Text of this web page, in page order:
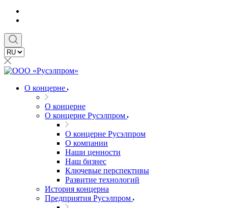
О концерне
О концерне
О концерне Русэлпром
О концерне Русэлпром
О компании
Наши ценности
Наш бизнес
Ключевые перспективы
Развитие технологий
История концерна
Предприятия Русэлпром